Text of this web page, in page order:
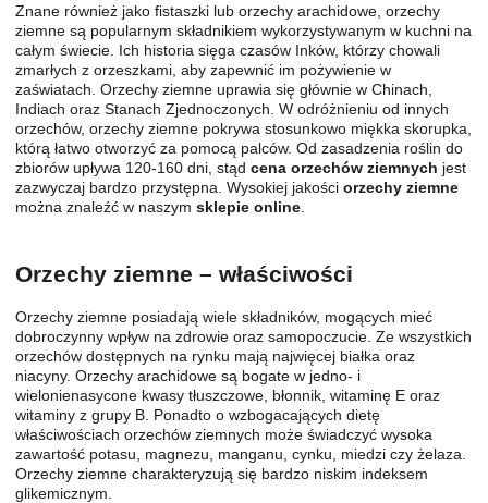
Znane również jako fistaszki lub orzechy arachidowe, orzechy
ziemne są popularnym składnikiem wykorzystywanym w kuchni na
całym świecie. Ich historia sięga czasów Inków, którzy chowali
zmarłych z orzeszkami, aby zapewnić im pożywienie w
zaświatach. Orzechy ziemne uprawia się głównie w Chinach,
Indiach oraz Stanach Zjednoczonych. W odróżnieniu od innych
orzechów, orzechy ziemne pokrywa stosunkowo miękka skorupka,
którą łatwo otworzyć za pomocą palców. Od zasadzenia roślin do
zbiorów upływa 120-160 dni, stąd cena orzechów ziemnych jest
zazwyczaj bardzo przystępna. Wysokiej jakości orzechy ziemne
można znaleźć w naszym sklepie online
Orzechy ziemne – właściwości
Orzechy ziemne posiadają wiele składników, mogących mieć
dobroczynny wpływ na zdrowie oraz samopoczucie. Ze wszystkich
orzechów dostępnych na rynku mają najwięcej białka oraz
niacyny. Orzechy arachidowe są bogate w jedno- i
wielonienasycone kwasy tłuszczowe, błonnik, witaminę E oraz
witaminy z grupy B. Ponadto o wzbogacających dietę
właściwościach orzechów ziemnych może świadczyć wysoka
zawartość potasu, magnezu, manganu, cynku, miedzi czy żelaza.
Orzechy ziemne charakteryzują się bardzo niskim indeksem
glikemicznym.